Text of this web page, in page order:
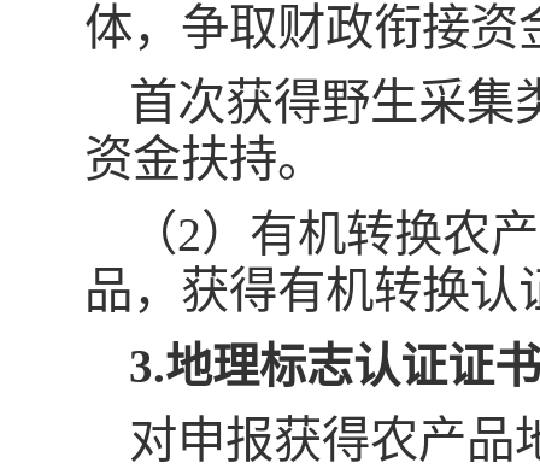
体，争取财政衔接资
首次获得野生采集
资金扶持。
（2）有机转换农
品，获得有机转换
3.地理标志认证证
对申报获得农产品